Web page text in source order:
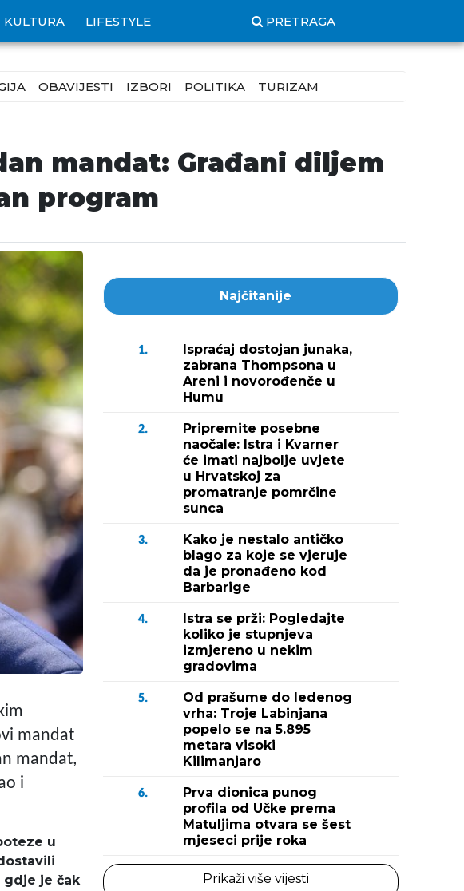
KULTURA LIFESTYLE PRETRAGA
OBAVIJESTI IZBORI POLITIKA TURIZAM
mandat: Građani diljem
program
mandat
mandat,
i
u
gdje je čak
Najčitanije
1.
Ispraćaj dostojan junaka,
zabrana Thompsona u
Areni i novorođenče u
Humu
2.
Pripremite posebne
naočale: Istra i Kvarner
će imati najbolje uvjete
u Hrvatskoj za
promatranje pomrčine
sunca
3.
Kako je nestalo antičko
blago za koje se vjeruje
da je pronađeno kod
Barbarige
4.
Istra se prži: Pogledajte
koliko je stupnjeva
izmjereno u nekim
gradovima
5.
Od prašume do ledenog
vrha: Troje Labinjana
popelo se na 5.895
metara visoki
Kilimanjaro
6.
Prva dionica punog
profila od Učke prema
Matuljima otvara se šest
mjeseci prije roka
Prikaži više vijesti